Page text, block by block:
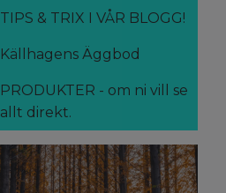
TIPS & TRIX I VÅR BLOGG!
Källhagens Äggbod
PRODUKTER - om ni vill se
allt direkt.